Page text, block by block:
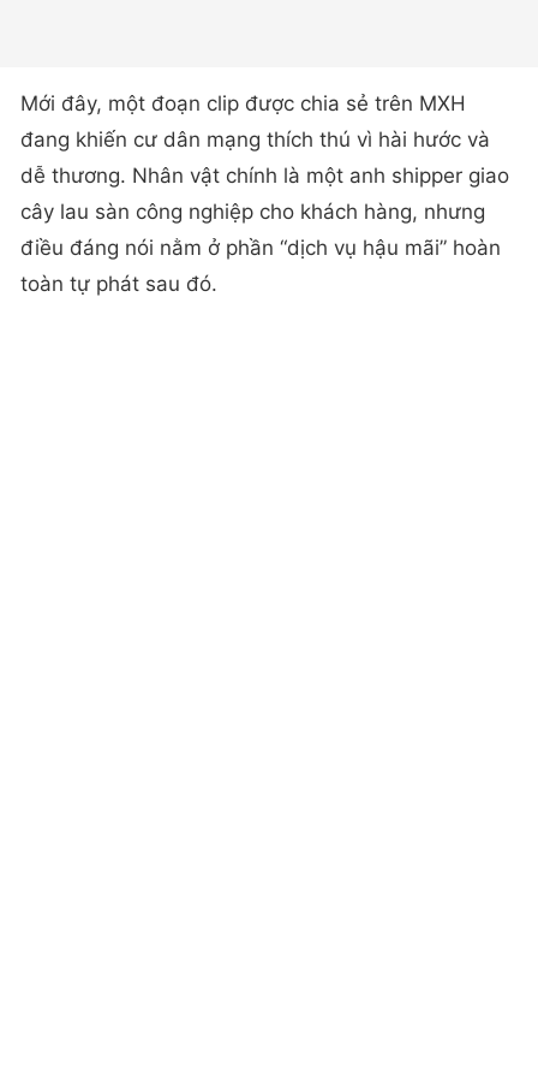
Mới đây, một đoạn clip được chia sẻ trên MXH
đang khiến cư dân mạng thích thú vì hài hước và
dễ thương. Nhân vật chính là một anh shipper giao
cây lau sàn công nghiệp cho khách hàng, nhưng
điều đáng nói nằm ở phần “dịch vụ hậu mãi” hoàn
toàn tự phát sau đó.